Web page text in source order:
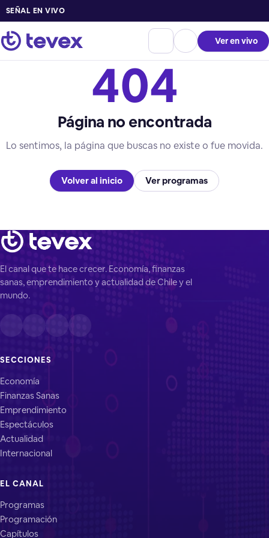
SEÑAL EN VIVO
Ver en vivo
404
Página no encontrada
Lo sentimos, la página que buscas no existe o fue movida.
Volver al inicio Ver programas
El canal que te hace crecer. Economía, finanzas
sanas, emprendimiento y actualidad de Chile y el
mundo.
SECCIONES
Economía
Finanzas Sanas
Emprendimiento
Espectáculos
Actualidad
Internacional
EL CANAL
Programas
Programación
Capítulos